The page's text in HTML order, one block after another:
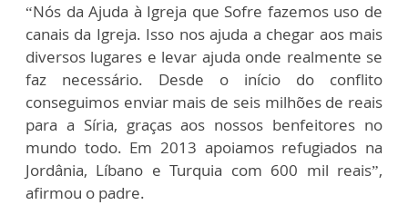
“Nós da Ajuda à Igreja que Sofre fazemos uso de
canais da Igreja. Isso nos ajuda a chegar aos mais
diversos lugares e levar ajuda onde realmente se
faz necessário. Desde o início do conflito
conseguimos enviar mais de seis milhões de reais
para a Síria, graças aos nossos benfeitores no
mundo todo. Em 2013 apoiamos refugiados na
Jordânia, Líbano e Turquia com 600 mil reais”,
afirmou o padre.